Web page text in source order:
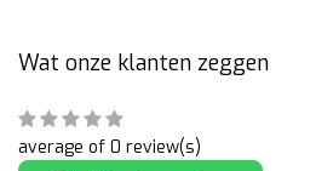
Wat onze klanten zeggen
average of 0 review(s)